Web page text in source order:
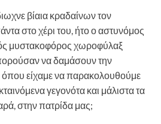
βίαια κραδαίνων τον
στο χέρι του, ήτο ο αστυνόμος
μυστακοφόρος χωροφύλαξ
να δαμάσουν την
όπου είχαμε να παρακολουθούμε
γεγονότα και μάλιστα τα
στην πατρίδα μας;